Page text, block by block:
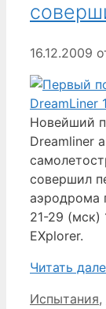
16.12.2009
Новейший
Dreamliner
совершил
аэродрома
21-29 (мск)
EXplorer.
Читать
Рубрики
Испытания,